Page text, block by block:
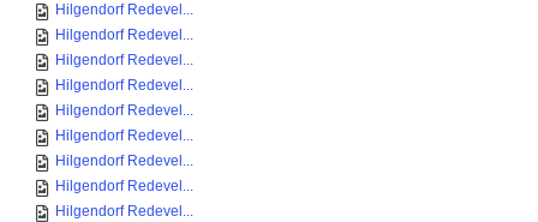
Hilgendorf Redevel...
Hilgendorf Redevel...
Hilgendorf Redevel...
Hilgendorf Redevel...
Hilgendorf Redevel...
Hilgendorf Redevel...
Hilgendorf Redevel...
Hilgendorf Redevel...
Hilgendorf Redevel...